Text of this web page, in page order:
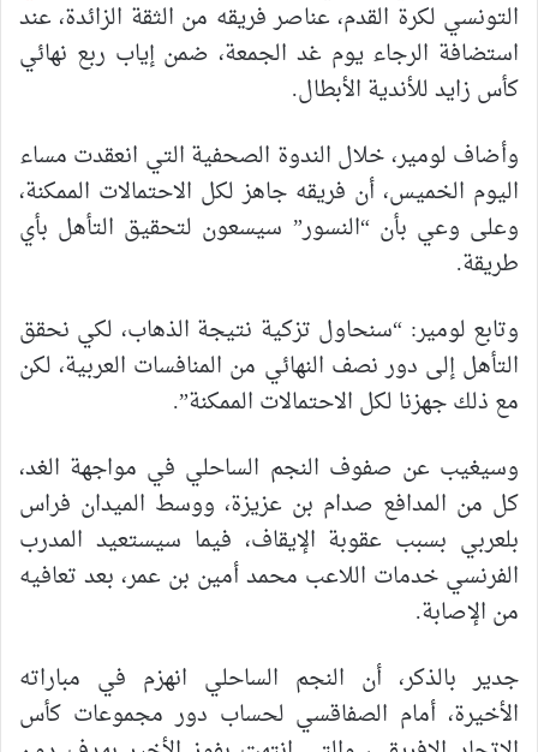
التونسي لكرة القدم، عناصر فريقه من الثقة الزائدة، عند
استضافة الرجاء يوم غد الجمعة، ضمن إياب ربع نهائي
كأس زايد للأندية الأبطال.
وأضاف لومير، خلال الندوة الصحفية التي انعقدت مساء
اليوم الخميس، أن فريقه جاهز لكل الاحتمالات الممكنة،
وعلى وعي بأن “النسور” سيسعون لتحقيق التأهل بأي
طريقة.
وتابع لومير: “سنحاول تزكية نتيجة الذهاب، لكي نحقق
التأهل إلى دور نصف النهائي من المنافسات العربية، لكن
مع ذلك جهزنا لكل الاحتمالات الممكنة”.
وسيغيب عن صفوف النجم الساحلي في مواجهة الغد،
كل من المدافع صدام بن عزيزة، ووسط الميدان فراس
بلعربي بسبب عقوبة الإيقاف، فيما سيستعيد المدرب
الفرنسي خدمات اللاعب محمد أمين بن عمر، بعد تعافيه
من الإصابة.
جدير بالذكر، أن النجم الساحلي انهزم في مباراته
الأخيرة، أمام الصفاقسي لحساب دور مجموعات كأس